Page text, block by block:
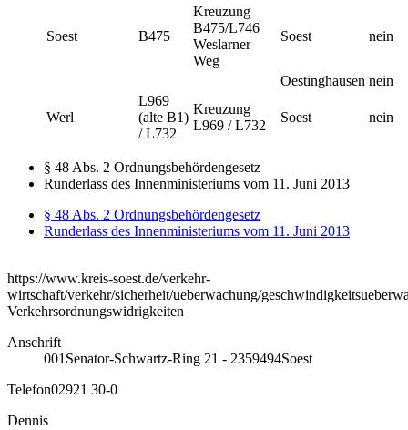
Soest B475
Kreuzung
B475/L746
Weslarner
Weg
Soest nein
Oestinghausen nein
Werl
L969
(alte B1)
/ L732
Kreuzung
L969 / L732
Soest nein
§ 48 Abs. 2 Ordnungsbehördengesetz
Runderlass des Innenministeriums vom 11. Juni 2013
§ 48 Abs. 2 Ordnungsbehördengesetz
Runderlass des Innenministeriums vom 11. Juni 2013
https://www.kreis-soest.de/verkehr-
wirtschaft/verkehr/sicherheit/ueberwachung/
Verkehrsordnungswidrigkeiten
Anschrift
001 Senator-Schwartz-Ring 21 - 2359494Soest
Telefon02921 30-0
Dennis